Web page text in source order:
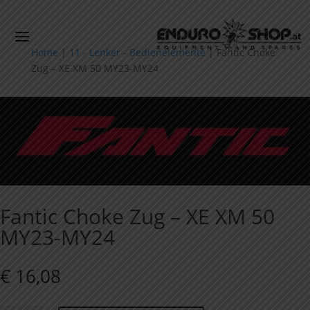
Home | 11 - Lenker - Bedienelemente |Fantic Choke
Zug – XE XM 50 MY23-MY24
Fantic Choke Zug – XE XM 50
MY23-MY24
€ 16,08